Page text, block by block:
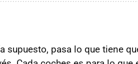
supuesto, pasa lo que tiene